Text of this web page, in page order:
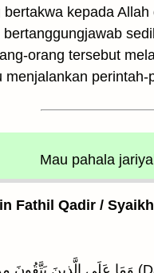
kepada
bertanggungjawab
orang tersebut
menjalankan
Mau pahala
Fathil Qadir /